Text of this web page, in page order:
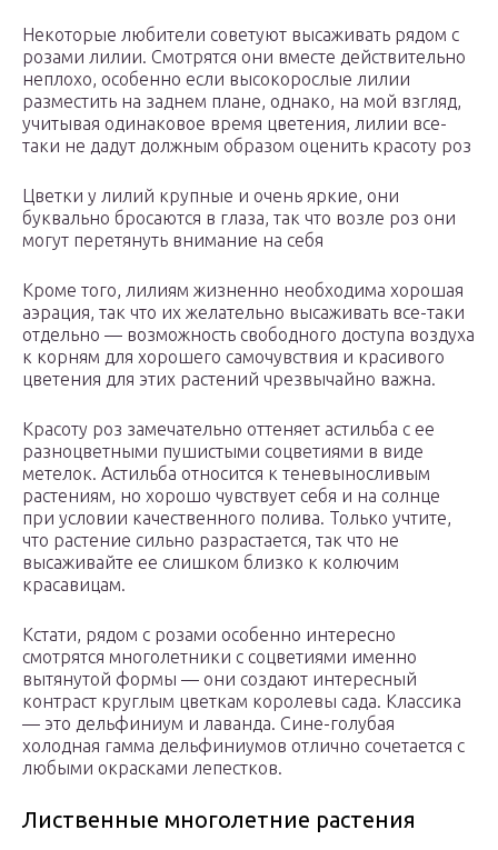
Некоторые любители советуют высаживать рядом с
розами лилии. Смотрятся они вместе действительно
неплохо, особенно если высокорослые лилии
разместить на заднем плане, однако, на мой взгляд,
учитывая одинаковое время цветения, лилии все-
таки не дадут должным образом оценить красоту роз
Цветки у лилий крупные и очень яркие, они
буквально бросаются в глаза, так что возле роз они
могут перетянуть внимание на себя
Кроме того, лилиям жизненно необходима хорошая
аэрация, так что их желательно высаживать все-таки
отдельно — возможность свободного доступа воздуха
к корням для хорошего самочувствия и красивого
цветения для этих растений чрезвычайно важна.
Красоту роз замечательно оттеняет астильба с ее
разноцветными пушистыми соцветиями в виде
метелок. Астильба относится к теневыносливым
растениям, но хорошо чувствует себя и на солнце
при условии качественного полива. Только учтите,
что растение сильно разрастается, так что не
высаживайте ее слишком близко к колючим
красавицам.
Кстати, рядом с розами особенно интересно
смотрятся многолетники с соцветиями именно
вытянутой формы — они создают интересный
контраст круглым цветкам королевы сада. Классика
— это дельфиниум и лаванда. Сине-голубая
холодная гамма дельфиниумов отлично сочетается с
любыми окрасками лепестков.
Лиственные многолетние растения